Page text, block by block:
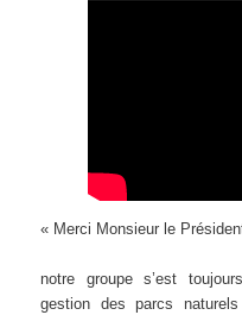
« Merci Monsieur le
notre groupe s’est
gestion des parcs